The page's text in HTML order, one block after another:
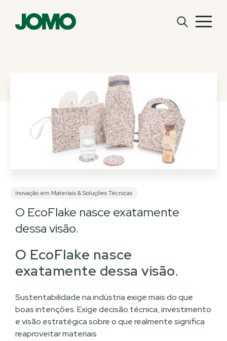
Inovação em Materiais & Soluções Técnicas
O EcoFlake nasce exatamente
dessa visão.
O EcoFlake nasce
exatamente dessa visão.
Sustentabilidade na indústria exige mais do que
boas intenções. Exige decisão técnica, investimento
e visão estratégica sobre o que realmente significa
reaproveitar materiais